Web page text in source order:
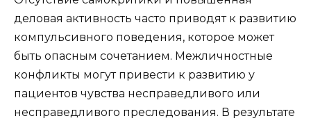
деловая активность часто приводят к развитию
компульсивного поведения, которое может
быть опасным сочетанием. Межличностные
конфликты могут привести к развитию у
пациентов чувства несправедливого или
несправедливого преследования. В результате